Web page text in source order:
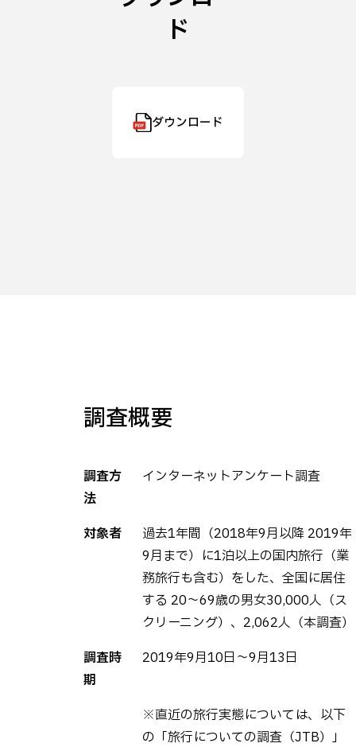
ド
ダウンロード
調査概要
調査方
法
インターネットアンケート調査
対象者
過去1年間（2018年9月以降 2019年
9月まで）に1泊以上の国内旅行（業
務旅行も含む）をした、全国に居住
する 20～69歳の男女30,000人（ス
クリーニング）、2,062人（本調査）
調査時
期
2019年9月10日～9月13日
※直近の旅行実態については、以下
の「旅行についての調査（JTB）」